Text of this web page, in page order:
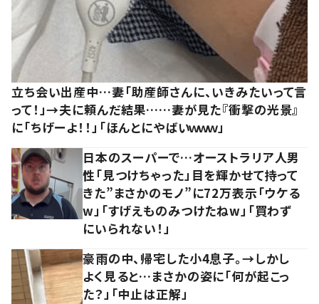
立ち会い出産中…妻「助産師さんに、いきみたいって言
って！」→夫に頼んだ結果……妻が見た『衝撃の光景』
に「ちげーよ！！」「ほんとにやばいｗｗｗ」
日本のスーパーで…オーストラリア人男
性「見つけちゃった」目を輝かせて持って
きた”まさかのモノ”に72万表示「ウケる
w」「すげえものみつけたねw」「買わず
にいられない！」
豪雨の中、帰宅した小4息子。→しかし
よく見ると…まさかの姿に「何が起こっ
た？」「中止は正解」